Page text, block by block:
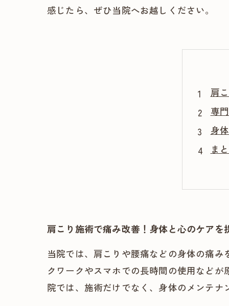
感じたら、ぜひ当院へお越しください。
肩
専
身
ま
肩こり施術で痛み改善！身体と心のケアを
当院では、肩こりや腰痛などの身体の痛
クワークやスマホでの長時間の使用など
院では、施術だけでなく、身体のメンテナ